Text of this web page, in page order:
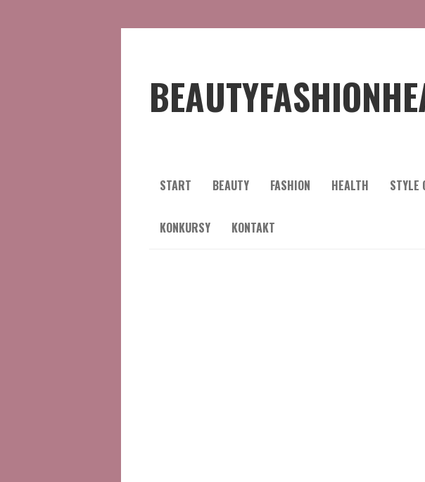
START BEAUTY FASHION HEALTH STYLE
KONKURSY KONTAKT